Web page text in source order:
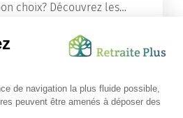
les
l'article
d’une aide de nos équipes ?